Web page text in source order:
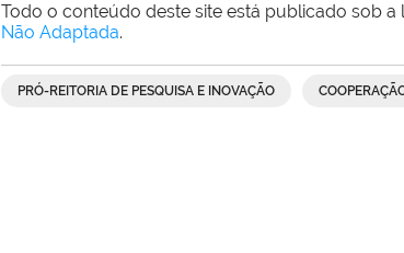
Todo o conteúdo deste site está publicado sob a
Não Adaptada.
PRÓ-REITORIA DE PESQUISA E INOVAÇÃO